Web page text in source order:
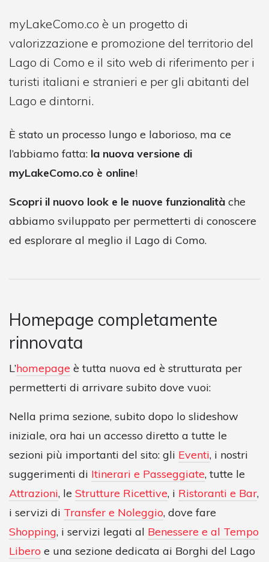
myLakeComo.co è un progetto di
valorizzazione e promozione del territorio del
Lago di Como e il sito web di riferimento per i
turisti italiani e stranieri e per gli abitanti del
Lago e dintorni.
È stato un processo lungo e laborioso, ma ce
l’abbiamo fatta: la nuova versione di
myLakeComo.co è online!
Scopri il nuovo look e le nuove funzionalità che
abbiamo sviluppato per permetterti di conoscere
ed esplorare al meglio il Lago di Como.
Homepage completamente
rinnovata
L’homepage è tutta nuova ed è strutturata per
permetterti di arrivare subito dove vuoi:
Nella prima sezione, subito dopo lo slideshow
iniziale, ora hai un accesso diretto a tutte le
sezioni più importanti del sito: gli Eventi, i nostri
suggerimenti di Itinerari e Passeggiate, tutte le
Attrazioni, le Strutture Ricettive, i Ristoranti e Bar,
i servizi di Transfer e Noleggio, dove fare
Shopping, i servizi legati al Benessere e al Tempo
Libero e una sezione dedicata ai Borghi del Lago